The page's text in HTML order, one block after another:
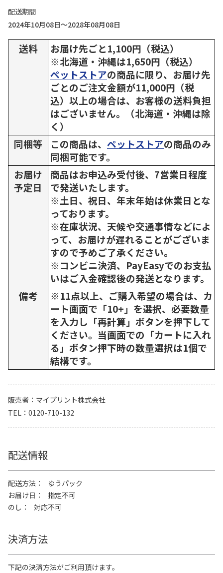
配送期間
2024年10月08日～2028年08月08日
送料
お届け先ごと1,100円（税込）
※北海道・沖縄は1,650円（税込）
ペットストアの商品に限り、お届け先
ごとのご注文金額が11,000円（税
込）以上の場合は、お客様の送料負担
はございません。（北海道・沖縄は除
く）
同梱等
この商品は、 ペットストアの商品のみ
同梱可能です。
お届け
予定日
商品はお申込み受付後、7営業日程度
で発送いたします。
※土日、祝日、年末年始は休業日とな
っております。
※在庫状況、天候や交通事情などによ
って、お届けが遅れることがございま
すので予めご了承ください。
※コンビニ決済、PayEasyでのお支払
いはご入金確認後の発送となります。
備考
※11点以上、ご購入希望の場合は、カ
ート画面で「10+」を選択、必要数量
を入力し「再計算」ボタンを押下して
ください。当画面での「カートに入れ
る」ボタン押下時の数量選択は1個で
結構です。
販売者
マイプリント株式会社
TEL
0120-710-132
配送情報
配送方法
ゆうパック
お届け日
指定不可
のし
対応不可
決済方法
下記の決済方法がご利用頂けます。